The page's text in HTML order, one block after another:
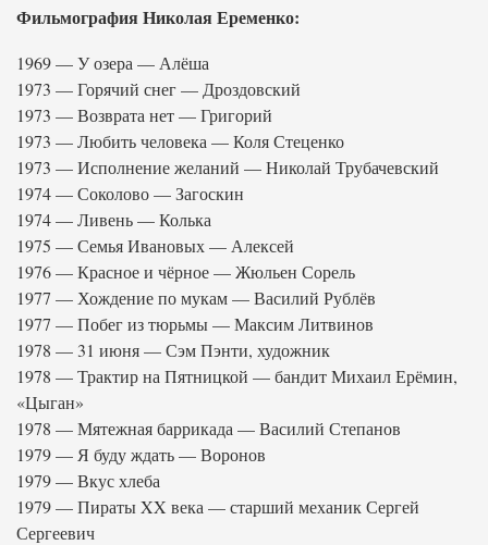
Фильмография Николая Еременко:
1969 — У озера — Алёша
1973 — Горячий снег — Дроздовский
1973 — Возврата нет — Григорий
1973 — Любить человека — Коля Стеценко
1973 — Исполнение желаний — Николай Трубачевский
1974 — Соколово — Загоскин
1974 — Ливень — Колька
1975 — Семья Ивановых — Алексей
1976 — Красное и чёрное — Жюльен Сорель
1977 — Хождение по мукам — Василий Рублёв
1977 — Побег из тюрьмы — Максим Литвинов
1978 — 31 июня — Сэм Пэнти, художник
1978 — Трактир на Пятницкой — бандит Михаил Ерёмин,
«Цыган»
1978 — Мятежная баррикада — Василий Степанов
1979 — Я буду ждать — Воронов
1979 — Вкус хлеба
1979 — Пираты XX века — старший механик Сергей
Сергеевич